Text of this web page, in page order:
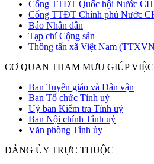
Cổng TTĐT Quốc hội Nước
Cổng TTĐT Chính phủ Nước
Báo Nhân dân
Tạp chí Cộng sản
Thông tấn xã Việt Nam
CƠ QUAN THAM MƯU GIÚP
Ban Tuyên giáo và Dân vận
Ban Tổ chức Tỉnh uỷ
Uỷ ban Kiểm tra Tỉnh uỷ
Ban Nội chính Tỉnh uỷ
Văn phòng Tỉnh ủy
ĐẢNG ỦY TRỰC THUỘC